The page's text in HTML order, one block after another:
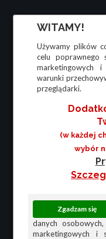
WITAMY!
Używamy plików
celu poprawnego
marketingowych i
warunki
przeglądarki.
(w każdej
wybór
danych
marketingowych i